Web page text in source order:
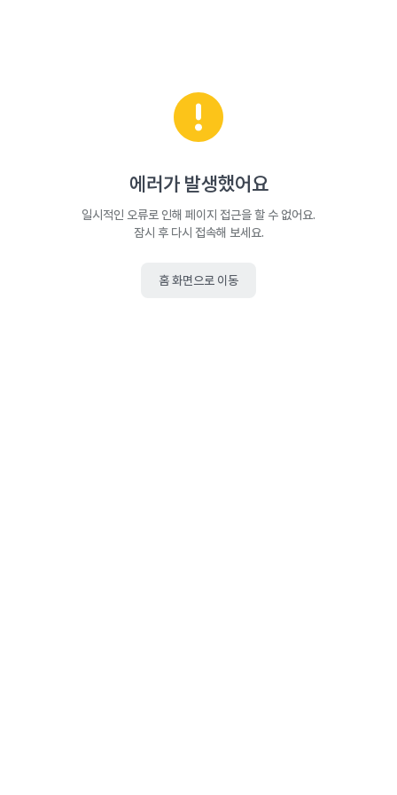
에러가 발생했어요
일시적인 오류로 인해 페이지 접근을 할 수 없어요.
잠시 후 다시 접속해 보세요.
홈 화면으로 이동